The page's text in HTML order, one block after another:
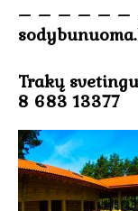
– – – – – –
Trakų
8 683 13377